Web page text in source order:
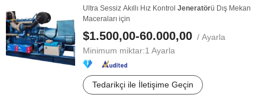
Ultra Sessiz Akıllı Hız Kontrol Jeneratörü Dış Mekan
Maceraları için
$1.500,00-60.000,00 / Ayarla
Minimum miktar:1 Ayarla
Tedarikçi ile İletişime Geçin